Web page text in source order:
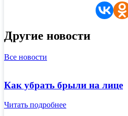
Другие новости
Все новости
Как убрать брыли на лице
Читать подробнее